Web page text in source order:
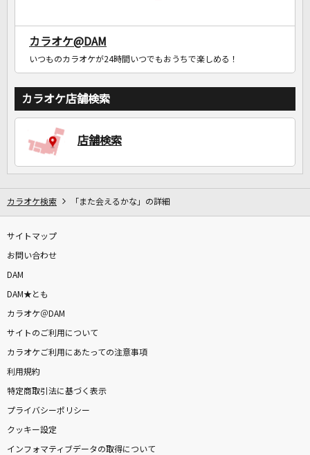
カラオケ@DAM
いつものカラオケが24時間いつでもおうちで楽しめる！
カラオケ店舗検索
店舗検索
カラオケ検索 「また会えるかな」の詳細
サイトマップ
お問い合わせ
DAM
DAM★とも
カラオケ＠DAM
サイトのご利用について
カラオケご利用にあたっての注意事項
利用規約
特定商取引法に基づく表示
プライバシーポリシー
クッキー設定
インフォマティブデータの取得について